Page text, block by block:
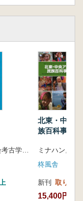
東北民族の朝
造形式が伝統
る分析を行い
貢制度を区別
ました。
海交史研究会考古学論集刊行会 編
北東・中央
族百科事典
柊風舎
新刊 取り寄せ
15,400円